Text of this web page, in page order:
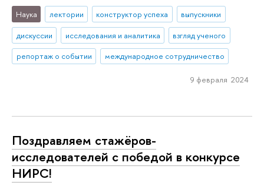
Наука лектории конструктор успеха
выпускники
дискуссии
исследования и аналитика
взгляд ученого
репортаж о событии
международное сотрудничество
9 февраля 2024
Поздравляем стажёров-
исследователей с победой в конкурсе
НИРС!